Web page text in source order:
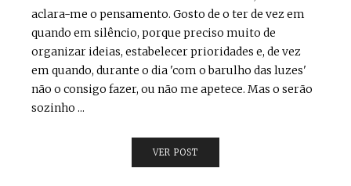
aclara-me o pensamento. Gosto de o ter de vez em
quando em silêncio, porque preciso muito de
organizar ideias, estabelecer prioridades e, de vez
em quando, durante o dia 'com o barulho das luzes'
não o consigo fazer, ou não me apetece. Mas o serão
sozinho ...
VER POST